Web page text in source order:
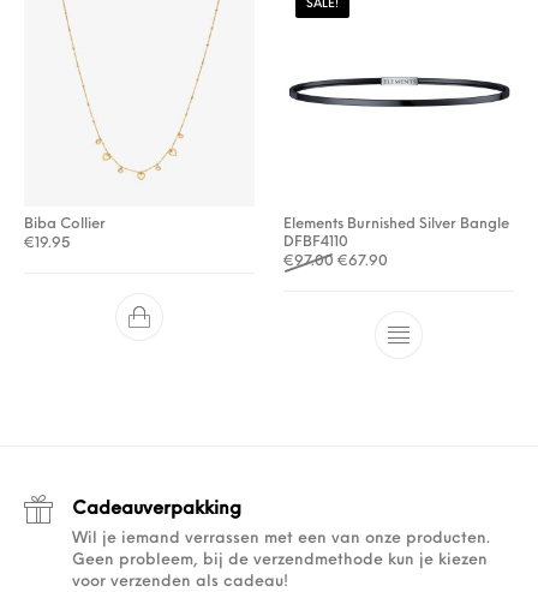
Biba Collier
€ 19.95
SALE!
Elements Burnished Silver Bangle
DFBF4110
€97.00 Oorspronkelijke prijs was:
€67.90
Cadeauverpakking
Wil je iemand verrassen met een van onze producten.
Geen probleem, bij de verzendmethode kun je kiezen
voor verzenden als cadeau!